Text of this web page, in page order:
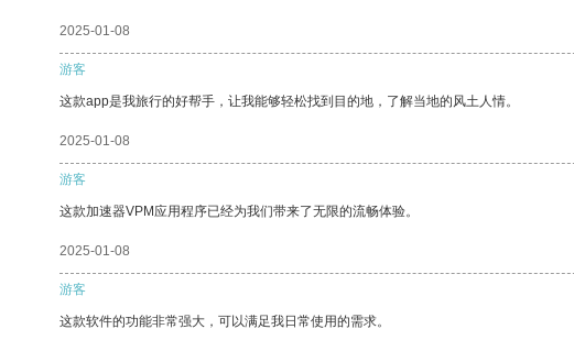
2025-01-08
游客
这款app是我旅行的好帮手，让我能够轻松找到目的地，了解当地的风土人情。
2025-01-08
游客
这款加速器VPM应用程序已经为我们带来了无限的流畅体验。
2025-01-08
游客
这款软件的功能非常强大，可以满足我日常使用的需求。